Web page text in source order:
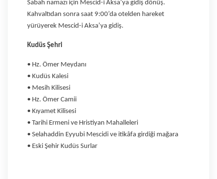
Sabah namazı için Mescid-i Aksa’ya gidiş dönüş.
Kahvaltıdan sonra saat 9:00’da otelden hareket
yürüyerek Mescid-i Aksa’ya gidiş.
Kudüs Şehri
• Hz. Ömer Meydanı
• Kudüs Kalesi
• Mesih Kilisesi
• Hz. Ömer Camii
• Kıyamet Kilisesi
• Tarihi Ermeni ve Hristiyan Mahalleleri
• Selahaddin Eyyubi Mescidi ve itikâfa girdiği mağara
• Eski Şehir Kudüs Surlar